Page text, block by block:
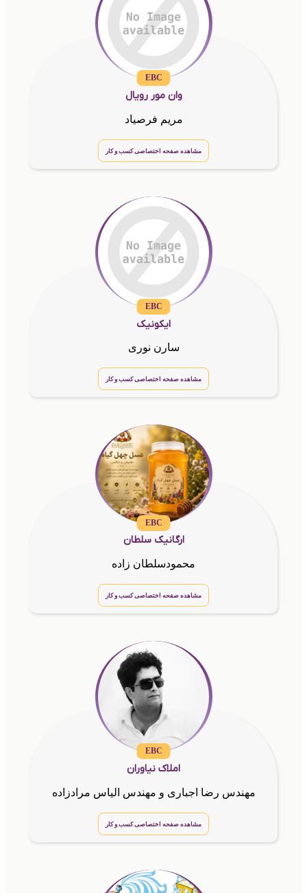
EBC
وان مور رویال
مریم فرصیاد
مشاهده صفحه اختصاصی کسب و کار
EBC
ایکونیک
سارن نوری
مشاهده صفحه اختصاصی کسب و کار
EBC
ارگانیک سلطان
محمودسلطان زاده
مشاهده صفحه اختصاصی کسب و کار
EBC
املاک نیاوران
مهندس رضا اجباری و مهندس الیاس مرادزاده
مشاهده صفحه اختصاصی کسب و کار